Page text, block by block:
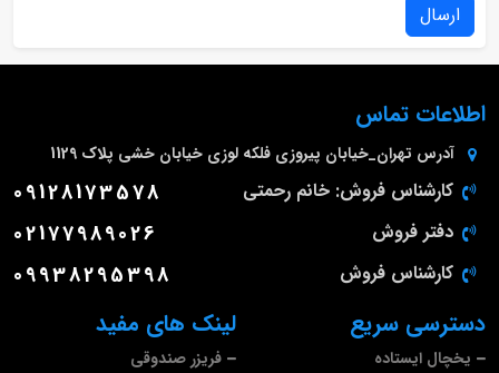
ارسال
لینک های مفید
فریزر صندوقی
دسترسی سریع
یخچال ایستاده
اطلاعات تماس
آدرس تهران_خیابان پیروزی فلکه لوزی خیابان خشی پلاک 1129
کارشناس فروش: خانم رحمتی 09128173578
دفتر فروش 02177989026
کارشناس فروش 09938295398